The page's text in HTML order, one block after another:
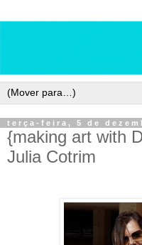
terça-feira, 5 de
{making art with
Julia Cotrim